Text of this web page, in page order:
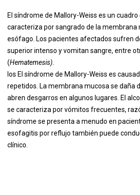
El síndrome de Mallory-Weiss es un cuadro
caracteriza por sangrado de la membrana
esófago. Los pacientes afectados sufren
superior intenso y vomitan sangre, entre
(Hematemesis).
los El síndrome de Mallory-Weiss es
repetidos. La membrana mucosa se daña
abren desgarros en algunos lugares. El
se caracteriza por vómitos frecuentes,
síndrome se presenta a menudo en
esofagitis por reflujo también puede
clínico.